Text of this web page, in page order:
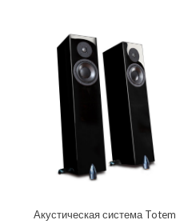
Акустическая система Totem